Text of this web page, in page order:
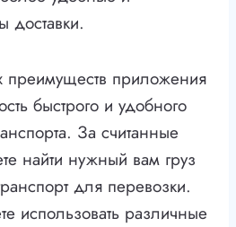
доставки.
приложения
быстрого и удобного
За считанные
найти нужный вам груз
для перевозки.
использовать различные